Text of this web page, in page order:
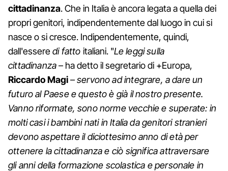
cittadinanza. Che in Italia è ancora legata a quella dei
propri genitori, indipendentemente dal luogo in cui si
nasce o si cresce. Indipendentemente, quindi,
dall'esseredi fatto italiani. "Le leggi sulla
cittadinanza– ha detto il segretario di +Europa,
Riccardo Magi–servono ad integrare, a dare un
futuro al Paese e questo è già il nostro presente.
Vanno riformate, sono norme vecchie e superate: in
molti casi i bambini nati in Italia da genitori stranieri
devono aspettare il diciottesimo anno di età per
ottenere la cittadinanza e ciò significa attraversare
gli anni della formazione scolastica e personale in